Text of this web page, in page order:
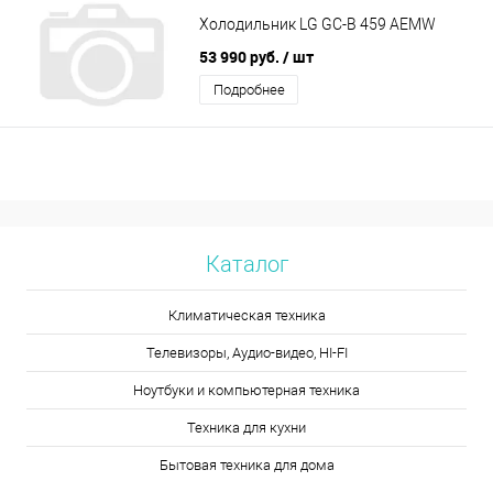
Холодильник LG GC-B 459 AEMW
53 990 руб. / шт
Подробнее
Каталог
Климатическая техника
Телевизоры, Аудио-видео, HI-FI
Ноутбуки и компьютерная техника
Техника для кухни
Бытовая техника для дома